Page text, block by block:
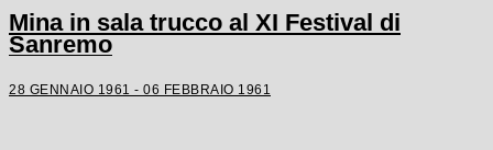
Mina in sala trucco al XI Festival di
Sanremo
28 GENNAIO 1961 - 06 FEBBRAIO 1961